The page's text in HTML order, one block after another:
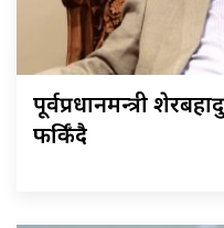
पूर्वप्रधानमन्त्री
फर्किँदै